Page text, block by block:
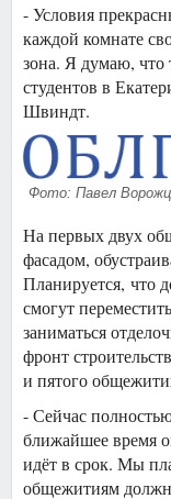
- Условия
каждой комнате
зона. Я думаю, что
студентов в
Швиндт.
Фото: Павел
На первых двух
фасадом,
Планируется, что
смогут
заниматься
фронт
и пятого
- Сейчас
ближайшее время
идёт в срок. Мы
общежитиям